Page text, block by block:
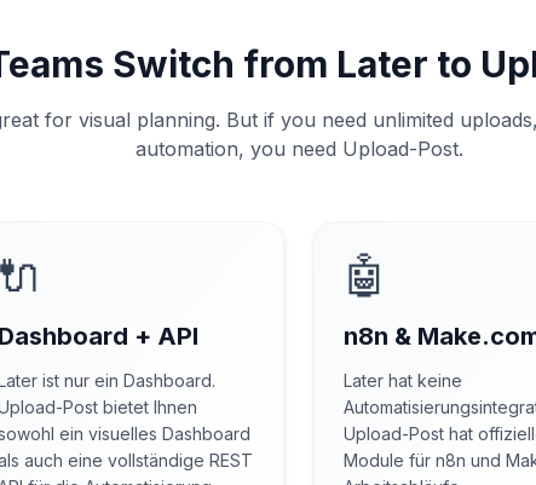
Switch from Later to
for visual planning. But if you need unlimited
automation, you need Upload-Post.
🔌
Dashboard + API
ist nur ein Dashboard.
Post bietet Ihnen
ein visuelles Dashboard
auch eine vollständige REST
🤖
n8n &
Later hat keine
Upload-Post hat
Module für n8n und